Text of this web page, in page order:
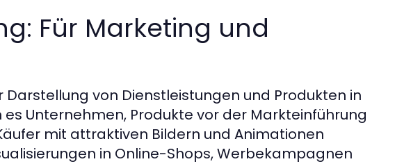
Für Marketing und
von Dienstleistungen und Produkten in
Unternehmen, Produkte vor der Markteinführung
mit attraktiven Bildern und Animationen
in Online-Shops, Werbekampagnen